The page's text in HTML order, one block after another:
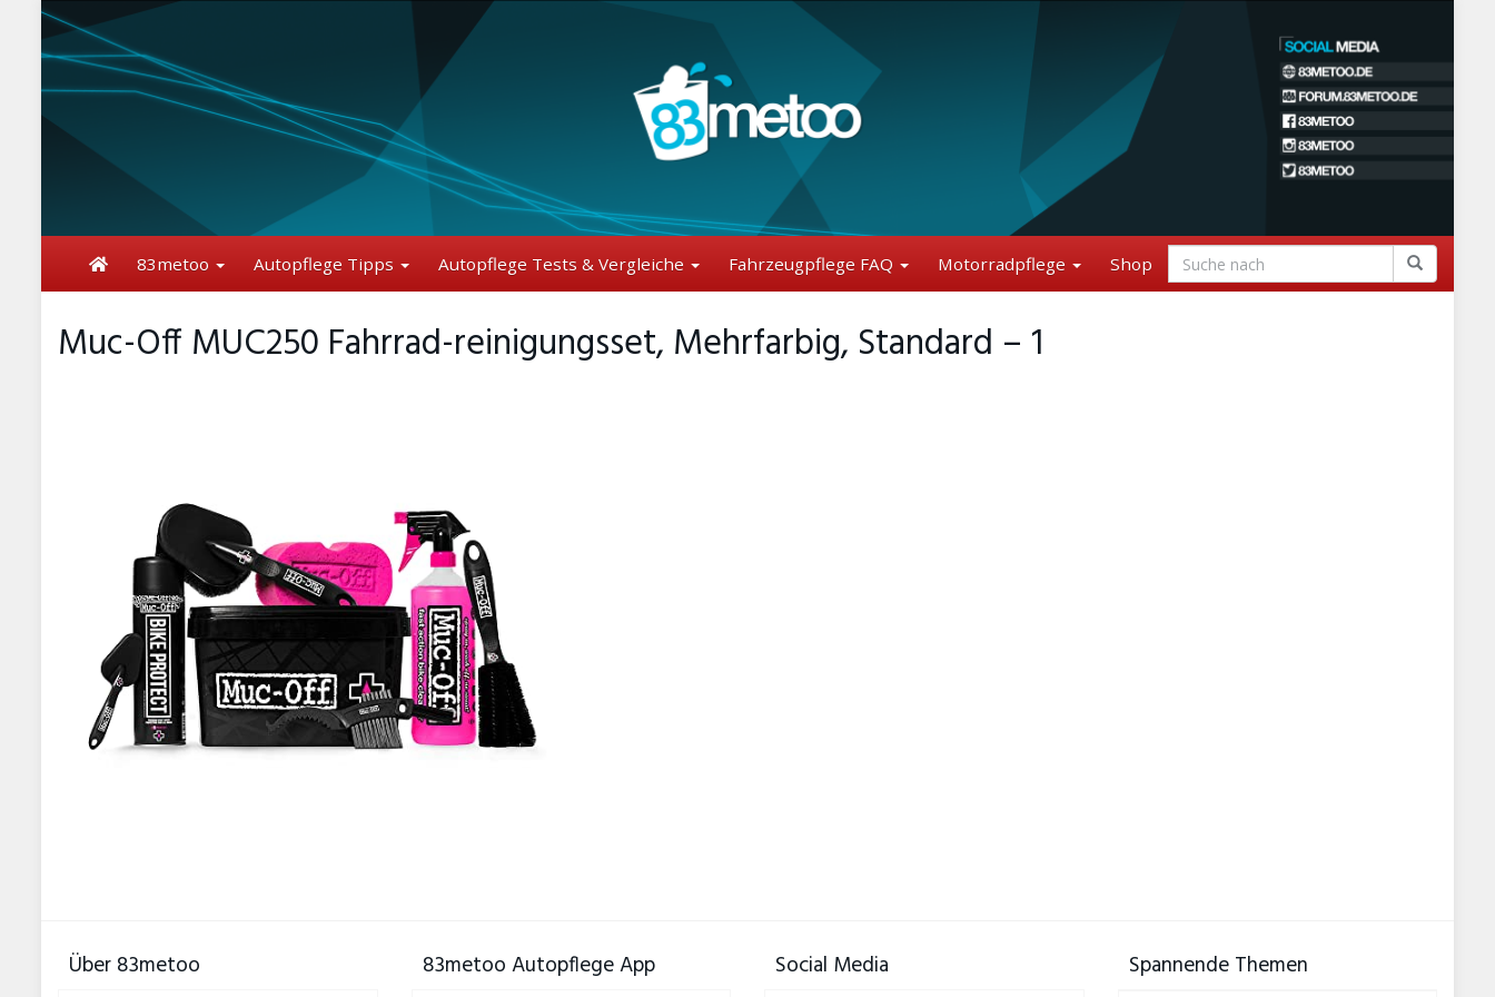
content
83metoo Autopflege Tipps Autopflege Tests & Vergleiche Fahrzeugpflege FAQ Motorradpflege Shop
Muc-Off MUC250 Fahrrad-reinigungsset, Mehrfarbig, Standard – 1
Über 83metoo 83metoo Autopflege App Social Media Spannende Themen